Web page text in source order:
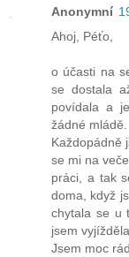
Anonymní
Ahoj, Péťo,
o účasti na
se dostala
povídala a
žádné mládě.
Každopádně
se mi na
práci, a tak
doma, když
chytala se u
jsem
Jsem moc